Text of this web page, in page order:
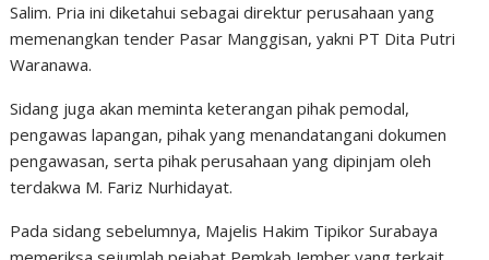
Salim. Pria ini diketahui sebagai direktur perusahaan yang
memenangkan tender Pasar Manggisan, yakni PT Dita Putri
Waranawa.
Sidang juga akan meminta keterangan pihak pemodal,
pengawas lapangan, pihak yang menandatangani dokumen
pengawasan, serta pihak perusahaan yang dipinjam oleh
terdakwa M. Fariz Nurhidayat.
Pada sidang sebelumnya, Majelis Hakim Tipikor Surabaya